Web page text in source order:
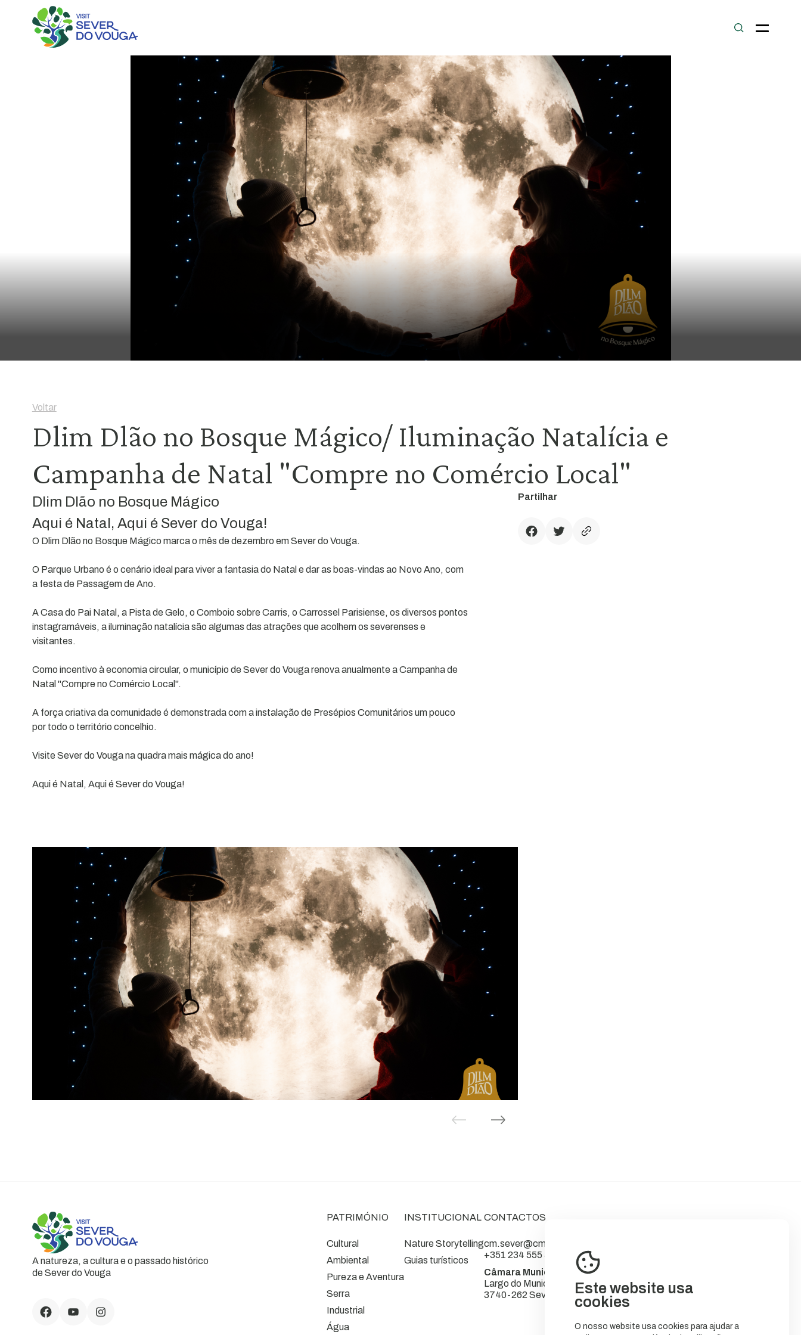
Este website usa
cookies
O nosso website usa cookies para ajudar a
Voltar
Dlim Dlão no Bosque Mágico/ Iluminação Natalícia e
Campanha de Natal "Compre no Comércio Local"
Dlim Dlão no Bosque Mágico
Aqui é Natal, Aqui é Sever do Vouga!
O Dlim Dlão no Bosque Mágico marca o mês de dezembro em Sever do Vouga.
O Parque Urbano é o cenário ideal para viver a fantasia do Natal e dar as boas-vindas ao Novo Ano, com
a festa de Passagem de Ano.
A Casa do Pai Natal, a Pista de Gelo, o Comboio sobre Carris, o Carrossel Parisiense, os diversos pontos
instagramáveis, a iluminação natalícia são algumas das atrações que acolhem os severenses e
visitantes.
Como incentivo à economia circular, o município de Sever do Vouga renova anualmente a Campanha de
Natal "Compre no Comércio Local".
A força criativa da comunidade é demonstrada com a instalação de Presépios Comunitários um pouco
por todo o território concelhio.
Visite Sever do Vouga na quadra mais mágica do ano!
Aqui é Natal, Aqui é Sever do Vouga!
Partilhar
A natureza, a cultura e o passado histórico
de Sever do Vouga
PATRIMÓNIO
Cultural
Ambiental
Pureza e Aventura
Serra
Industrial
Água
INSTITUCIONAL
Nature Storytelling
Guias turísticos
CONTACTOS
cm.sever@cm-sever.pt
+351 234 555 566
Câmara Municipal de Sever do Vouga
Largo do Município
3740-262 Sever do Vouga